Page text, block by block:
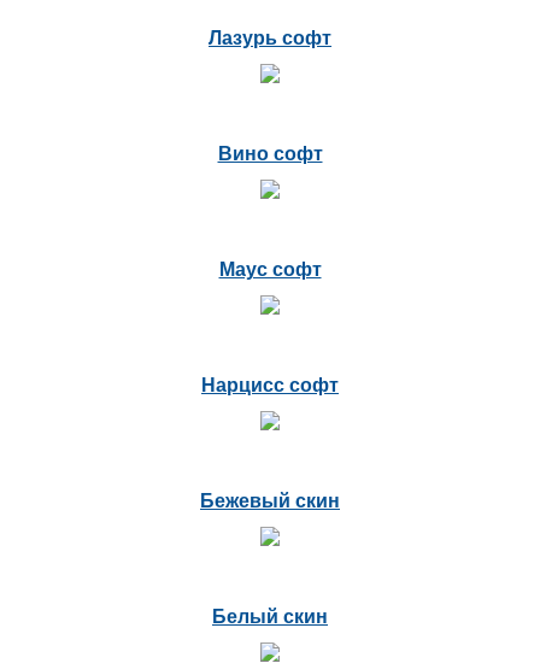
Лазурь софт
Вино софт
Маус софт
Нарцисс софт
Бежевый скин
Белый скин